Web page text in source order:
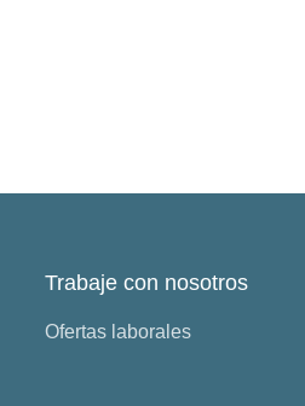
Trabaje con nosotros
Ofertas laborales